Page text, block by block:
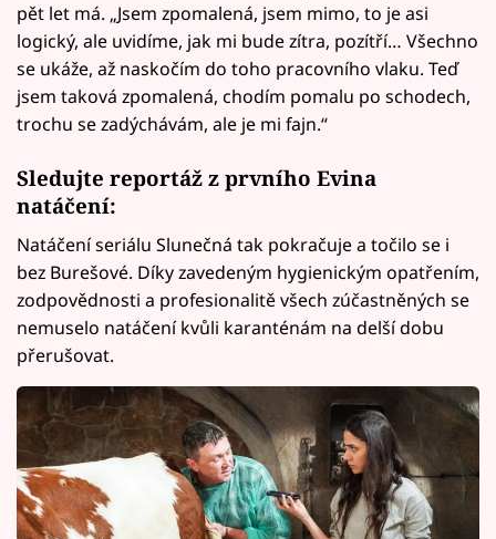
pět let má. „Jsem zpomalená, jsem mimo, to je asi
logický, ale uvidíme, jak mi bude zítra, pozítří… Všechno
se ukáže, až naskočím do toho pracovního vlaku. Teď
jsem taková zpomalená, chodím pomalu po schodech,
trochu se zadýchávám, ale je mi fajn.“
Sledujte reportáž z prvního Evina
natáčení:
Natáčení seriálu Slunečná tak pokračuje a točilo se i
bez Burešové. Díky zavedeným hygienickým opatřením,
zodpovědnosti a profesionalitě všech zúčastněných se
nemuselo natáčení kvůli karanténám na delší dobu
přerušovat.